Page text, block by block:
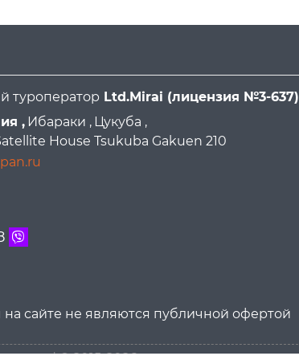
туроператор Ltd.Mirai (лицензия №3-637)
, Ибараки , Цукуба ,
House Tsukuba Gakuen 210
сайте не являются публичной офертой